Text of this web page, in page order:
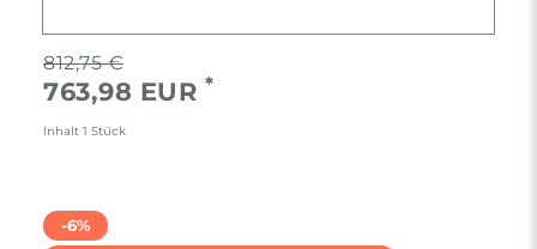
812,75 €
763,98 EUR *
Inhalt 1 Stück
-6%